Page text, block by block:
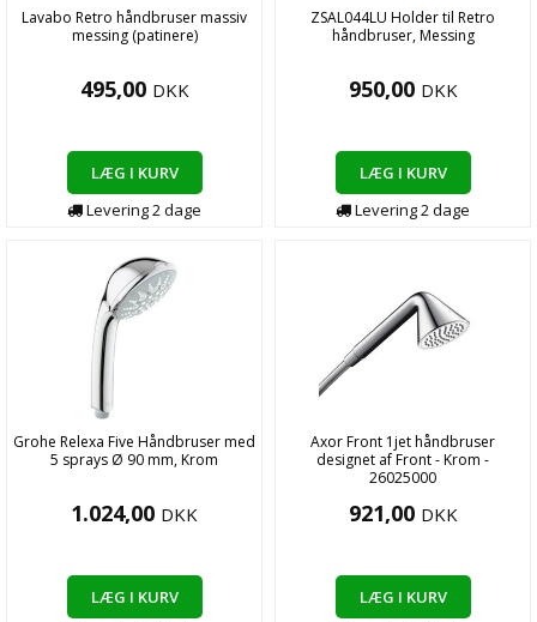
Lavabo Retro håndbruser massiv
messing (patinere)
495,00 DKK
LÆG I KURV
Levering2dage
ZSAL044LU Holder til Retro
håndbruser, Messing
950,00 DKK
LÆG I KURV
Levering2dage
Grohe Relexa Five Håndbruser med
5 sprays Ø 90 mm, Krom
1.024,00 DKK
LÆG I KURV
Axor Front 1jet håndbruser
designet af Front - Krom -
26025000
921,00 DKK
LÆG I KURV